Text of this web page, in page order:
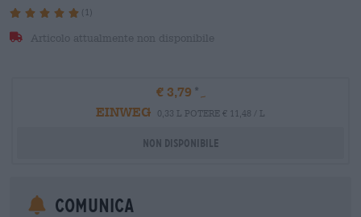
(1)
Articolo attualmente non disponibile
€ 3,79
EINWEG
0,33 L POTERE € 11,48 / L
Non disponibile
Comunica